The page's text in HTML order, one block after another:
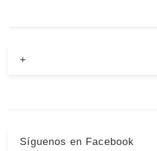
+
Síguenos en Facebook